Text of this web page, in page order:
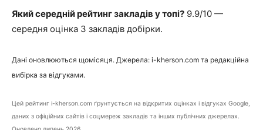
Який середній рейтинг закладів у топі? 9.9/10 —
середня оцінка 3 закладів добірки.
Дані оновлюються щомісяця. Джерела: i-kherson.com та редакційна
вибірка за відгуками.
Цей рейтинг i-kherson.com ґрунтується на відкритих оцінках і відгуках Google,
даних з офіційних сайтів і соцмереж закладів та інших публічних джерелах.